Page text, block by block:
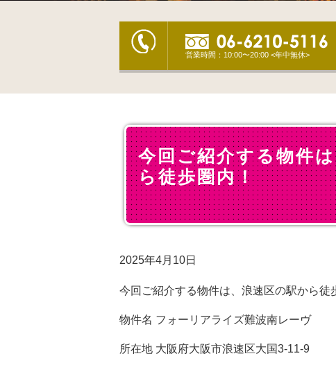
営業時間：10:00〜20:00 <年中無休>
今回ご紹介する物件
ら徒歩圏内！
2025年4月10日
今回ご紹介する物件は、浪速区の駅から徒
物件名 フォーリアライズ難波南レーヴ
所在地 大阪府大阪市浪速区大国3-11-9